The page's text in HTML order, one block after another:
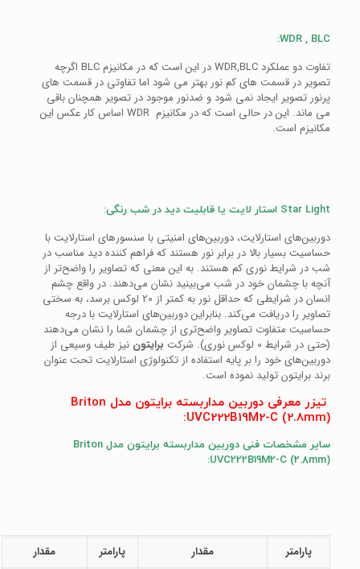
WDR , BLC:
تفاوت دو عملکرد WDR,BLC در این است که در مکانیزم BLC اگرچه
تصویر در قسمت های کم نور بهتر می شود اما تفاوتی در قسمت های
پرنور تصویر ایجاد نمی شود و ضدنور موجود در تصویر همچنان باقی
می ماند. این در حالی است که در مکانیزم WDR اساس کار عکس این
مکانیزم است.
Star Light استار لایت یا قابلیت دید در شب رنگی:
دوربین‌های استارلایت، دوربین‌های امنیتی با سنسورهای استارلایت با
حساسیت بسیار بالا در برابر نور هستند که فراهم کننده دید مناسب در
شب در شرایط نوری کم هستند. به این معنی که تصاویر را واضح‌تر از
آنچه با چشمان خود در شب می‌بینید نشان می‌دهند. در واقع چشم
انسان در شرایطی که حداقل نور به کمتر از 20 لوکس برسد، به سختی
تصاویر را دریافت می‌کند. بنابراین دوربین‌های استارلایت با درجه
حساسیت متفاوت تصاویر واضح‌تری از چشمان شما را نشان می‌دهند
(حتی در شرایط 0 لوکس نوری). شرکت
برایتون نیز طیف وسیعی از
دوربین‌های خود را بر پایه استفاده از تکنولوژی استارلایت تحت عنوان
برند برایتون تولید نموده است.
تیزر معرفی دوربین مداربسته برایتون مدل Briton
UVC222B19M2-C (2.8mm):
سایر مشخصات فنی دوربین مداربسته برایتون مدل Briton
UVC222B19M2-C (2.8mm):
پارامتر مقدار پارامتر مقدار